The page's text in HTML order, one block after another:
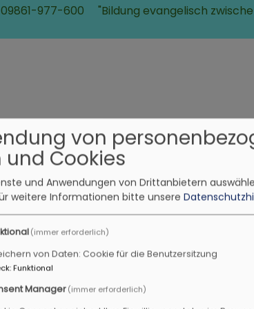
977-600
"Bildung evangelisch
Berna
Himmelsbahnen
Stadtpilgern
2027
von
und Cookies
und Anwendungen von Drittanbietern
weitere Informationen bitte unsere
(immer erforderlich)
von Daten: Cookie für die Benutzersitzung
:Funktional
Manager(immer erforderlich)